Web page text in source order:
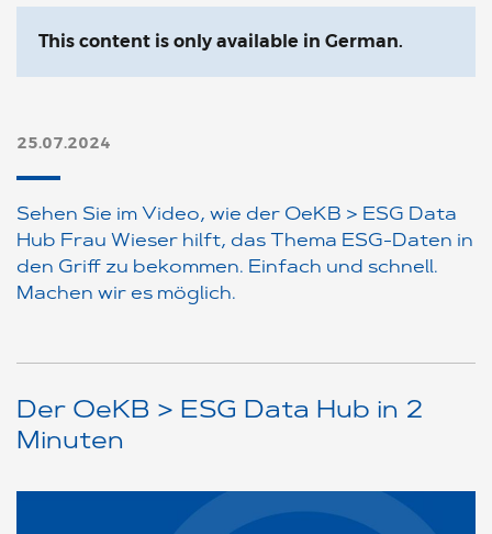
This content is only available in German.
25.07.2024
Sehen Sie im Video, wie der OeKB > ESG Data
Hub Frau Wieser hilft, das Thema ESG-Daten in
den Griff zu bekommen. Einfach und schnell.
Machen wir es möglich.
Der OeKB > ESG Data Hub in 2
Minuten